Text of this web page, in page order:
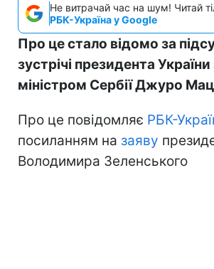
Не витрачай час на шум! Читай
РБК-Україна у Google
Про це стало відомо за
зустрічі президента
міністром Сербії Джуро
Про це повідомляє РБК-
посиланням на заяву
Володимира Зеленського